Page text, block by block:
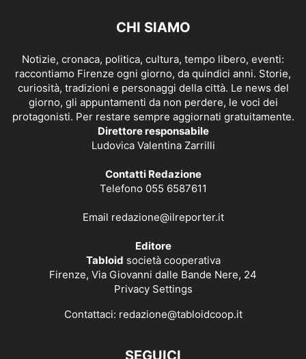
CHI SIAMO
Notizie, cronaca, politica, cultura, tempo libero, eventi:
raccontiamo Firenze ogni giorno, da quindici anni. Storie,
curiosità, tradizioni e personaggi della città. Le news del
giorno, gli appuntamenti da non perdere, le voci dei
protagonisti. Per restare sempre aggiornati gratuitamente.
Direttore responsabile
Ludovica Valentina Zarrilli
Contatti Redazione
Telefono 055 6587611
Email redazione@ilreporter.it
Editore
Tabloid società cooperativa
Firenze, Via Giovanni dalle Bande Nere, 24
Privacy Settings
Contattaci: redazione@tabloidcoop.it